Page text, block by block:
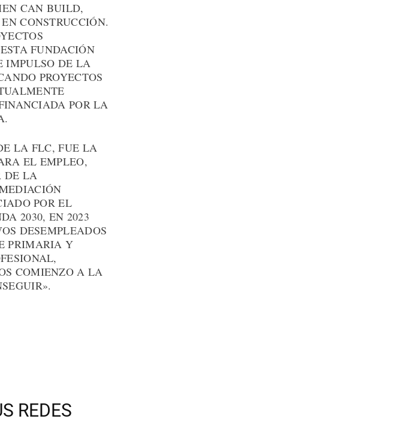
CAN BUILD,
CONSTRUCCIÓN.
FUNDACIÓN
IMPULSO DE LA
PROYECTOS
POR LA
LA FLC, FUE LA
EL EMPLEO,
DE LA
POR EL
2030, EN 2023
DESEMPLEADOS
PRIMARIA Y
COMIENZO A LA
REDES